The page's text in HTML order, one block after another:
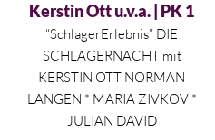
Kerstin Ott u.v.a. | PK 1
“SchlagerErlebnis” DIE
SCHLAGERNACHT mit
KERSTIN OTT NORMAN
LANGEN * MARIA ZIVKOV *
JULIAN DAVID